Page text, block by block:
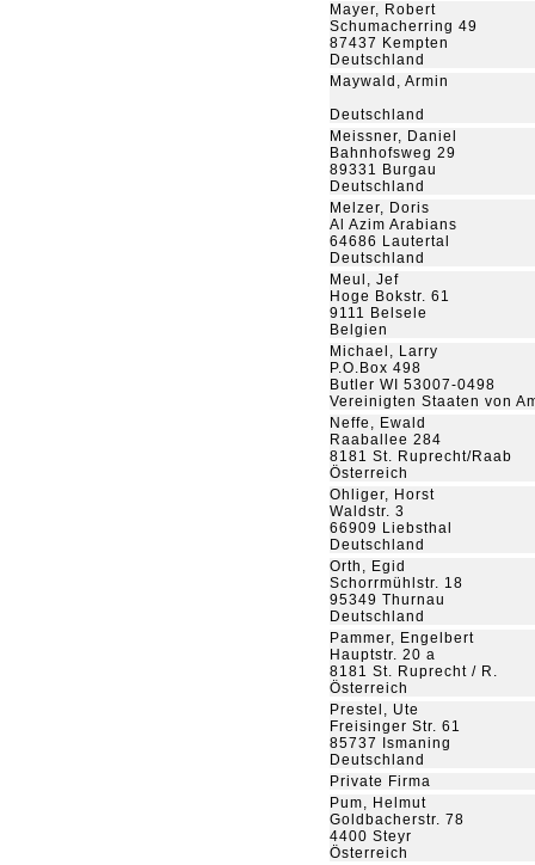
Mayer, Robert
Schumacherring 49
87437 Kempten
Deutschland
Maywald, Armin
Deutschland
Meissner, Daniel
Bahnhofsweg 29
89331 Burgau
Deutschland
Melzer, Doris
Al Azim Arabians
64686 Lautertal
Deutschland
Meul, Jef
Hoge Bokstr. 61
9111 Belsele
Belgien
Michael, Larry
P.O.Box 498
Butler WI 53007-0498
Vereinigten Staaten von
Neffe, Ewald
Raaballee 284
8181 St. Ruprecht/Raab
Österreich
Ohliger, Horst
Waldstr. 3
66909 Liebsthal
Deutschland
Orth, Egid
Schorrmühlstr. 18
95349 Thurnau
Deutschland
Pammer, Engelbert
Hauptstr. 20 a
8181 St. Ruprecht / R.
Österreich
Prestel, Ute
Freisinger Str. 61
85737 Ismaning
Deutschland
Private Firma
Pum, Helmut
Goldbacherstr. 78
4400 Steyr
Österreich